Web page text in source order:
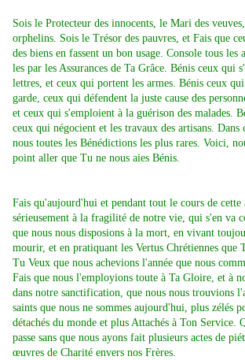
Sois le Protecteur des innocents, le Mari des
orphelins. Sois le Trésor des pauvres, et Fais que
des biens en fassent un bon usage. Console tous
les par les Assurances de Ta Grâce. Bénis ceux qui
lettres, et ceux qui portent les armes. Bénis ceux
garde, ceux qui défendent la juste cause des
et ceux qui s'emploient à la guérison des malades.
ceux qui négocient et les travaux des artisans. Dans
nous toutes les Bénédictions les plus rares. Voici,
point aller que Tu ne nous aies Bénis.
Fais qu'aujourd'hui et pendant tout le cours de cette
sérieusement à la fragilité de notre vie, qui s'en va
que nous nous disposions à la mort, en vivant
mourir, et en pratiquant les Vertus Chrétiennes que
Tu Veux que nous achevions l'année que nous
Fais que nous l'employions toute à Ta Gloire, et à
dans notre sanctification, que nous nous trouvions
saints que nous ne sommes aujourd'hui, plus zélés
détachés du monde et plus Attachés à Ton Service.
passe sans que nous ayons fait plusieurs actes de
œuvres de Charité envers nos Frères.